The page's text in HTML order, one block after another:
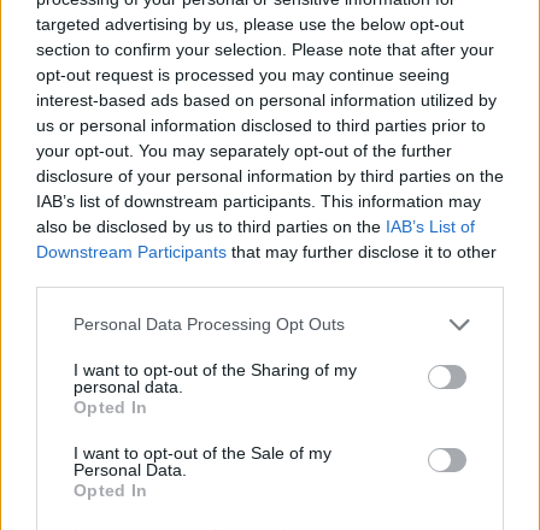
targeted advertising by us, please use the below opt-out
section to confirm your selection. Please note that after your
opt-out request is processed you may continue seeing
interest-based ads based on personal information utilized by
us or personal information disclosed to third parties prior to
your opt-out. You may separately opt-out of the further
disclosure of your personal information by third parties on the
IAB’s list of downstream participants. This information may
also be disclosed by us to third parties on the IAB’s List of
Downstream Participants that may further disclose it to other
Please note that this website/app uses one or more Google
not limited to your visit or usage behaviour. You may click to
grant or deny consent to Google and its third-party tags to
use your data for below specified purposes in below Google
consent section.
Personal Data Processing Opt Outs
I want to opt-out of the Sharing of my
personal data.
Opted In
I want to opt-out of the Sale of my
Personal Data.
Opted In
Player
is
loading.
a
modal
window.
„Folyamatosan próbáljuk megérteni, miért nem
éreztem magam kényelmesen az egész hétvége
féktávokon, az autónak ugyanis hiányzik a
stabilitása. Számos dolgot kipróbáltunk, még a
karosszériát is kicseréltük, ám eddig nem találtuk
meg a megfelelő válaszokat” – nyilatkozta a
tizennegyedik helyen záró Gasly.